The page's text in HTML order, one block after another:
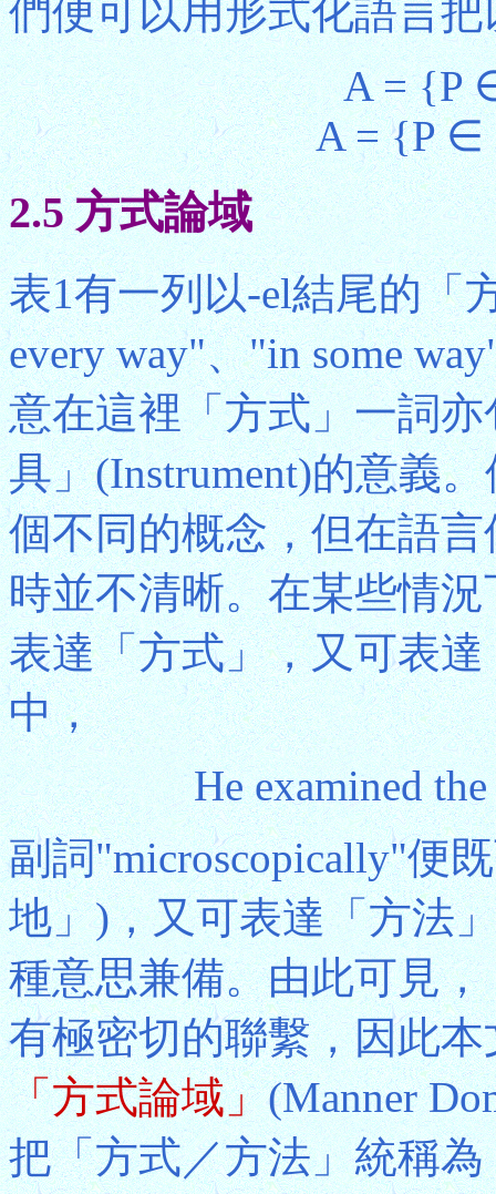
們便可以用形式化語言
A = {P
A = {P ∈
2.5 方式論域
表1有一列以-el結尾的「
every way"、"in some
意在這裡「方式」一詞
具」(Instrument)的意義
個不同的概念，但在語
時並不清晰。在某些情
表達「方式」，又可表
中，
He examined
副詞"microscopically"便
地」)，又可表達「方法
種意思兼備。由此可見
有極密切的聯繫，因此
「方式論域」(Manner
把「方式／方法」統稱